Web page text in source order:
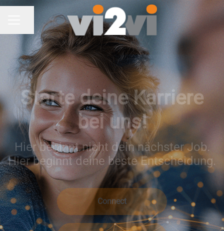
KARRIEREMENÜ
Seite teilen
Starte deine Karriere
bei uns!
Hier beginnt nicht dein nächster Job.
Hier beginnt deine beste Entscheidung.
Connect